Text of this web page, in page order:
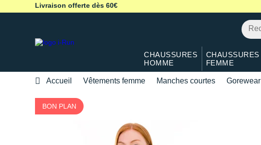
Livraison offerte dès 60€
CHAUSSURES
HOMME
CHAUSSURES
FEMME
Accueil Vêtements femme Manches courtes Gorewear
BON PLAN